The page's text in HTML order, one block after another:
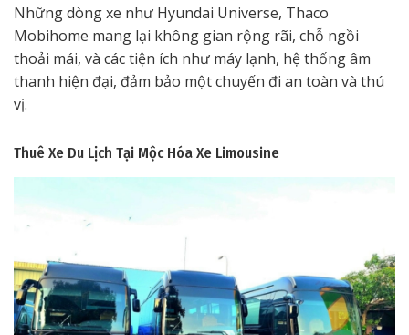
Những dòng xe như Hyundai Universe, Thaco
Mobihome mang lại không gian rộng rãi, chỗ ngồi
thoải mái, và các tiện ích như máy lạnh, hệ thống âm
thanh hiện đại, đảm bảo một chuyến đi an toàn và thú
vị.
Thuê Xe Du Lịch Tại Mộc Hóa Xe Limousine